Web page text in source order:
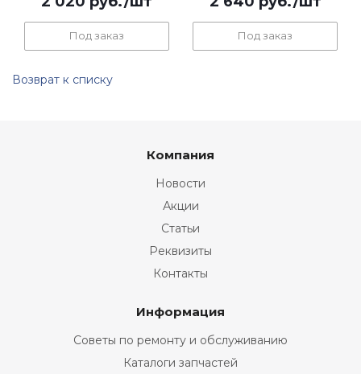
Под заказ Под заказ
Возврат к списку
Компания
Новости
Акции
Статьи
Реквизиты
Контакты
Информация
Советы по ремонту и обслуживанию
Каталоги запчастей